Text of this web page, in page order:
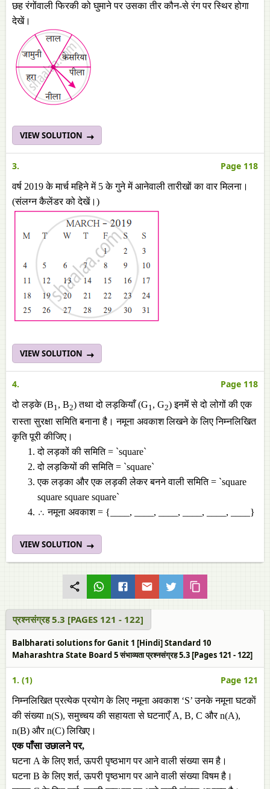
छह रंगोंवाली फिरकी को घुमाने पर उसका तीर कौन-से रंग पर स्थिर होगा
देखें।
VIEW SOLUTION
3. Page 118
वर्ष 2019 के मार्च महिने में 5 के गुने में आनेवाली तारीखों का वार मिलना।
(संलग्न कैलेंडर को देखें।)
VIEW SOLUTION
4. Page 118
दो लड़के (B1, B2) तथा दो लड़कियाँ (G1, G2) इनमेंं से दो लोगों की एक
रास्ता सुरक्षा समिति बनाना है। नमूना अवकाश लिखने के लिए निम्नलिखित
कृति पूरी कीजिए।
दो लड़कों की समिति = `square`
दो लड़कियों की समिति = `square`
एक लड़का और एक लड़की लेकर बनने वाली समिति = `square
square square square`
∴ नमूना अवकाश = {____, ____, ____, ____, ____, ____}
VIEW SOLUTION
प्रश्नसंग्रह 5.3 [PAGES 121 - 122]
Balbharati solutions for Ganit 1 [Hindi] Standard 10
Maharashtra State Board 5 संभाव्यता प्रश्नसंग्रह 5.3 [Pages 121 - 122]
1. (1) Page 121
निम्नलिखित प्रत्येक प्रयोग के लिए नमूना अवकाश ‘S’ उनके नमूना घटकाें
की संख्या n(S), समुच्चय की सहायता से घटनाएँ A, B, C और n(A),
n(B) और n(C) लिखिए।
एक पाँसा उछालने पर,
घटना A के लिए शर्त, ऊपरी पृष्ठभाग पर आने वाली संख्या सम है।
घटना B के लिए शर्त, ऊपरी पृष्ठभाग पर आने वाली संख्या विषम है।